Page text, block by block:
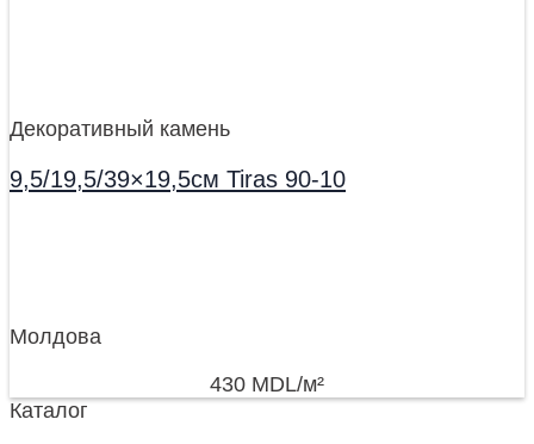
Декоративный камень
9,5/19,5/39×19,5см Tiras 90-10
Молдова
430 MDL/м²
Каталог